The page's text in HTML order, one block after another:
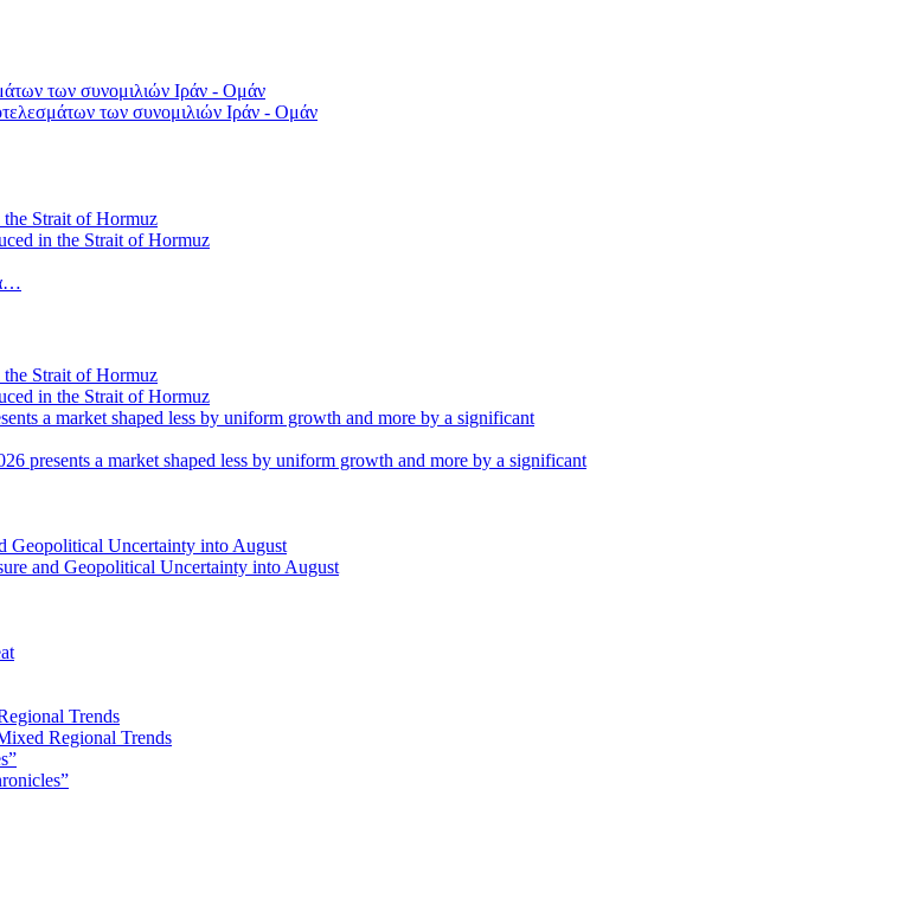
των συνομιλιών Ιράν - Ομάν
in the Strait of Hormuz
in the Strait of Hormuz
presents a market shaped less by uniform growth and more by a significant
and Geopolitical Uncertainty into August
Regional Trends